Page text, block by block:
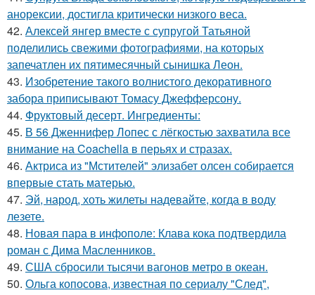
анорексии, достигла критически низкого веса.
42. Алексей янгер вместе с супругой Татьяной
поделились свежими фотографиями, на которых
запечатлен их пятимесячный сынишка Леон.
43. Изобретение такого волнистого декоративного
забора приписывают Томасу Джефферсону.
44. Фруктовый десерт. Ингредиенты:
45. В 56 Дженнифер Лопес с лёгкостью захватила все
внимание на Coachella в перьях и стразах.
46. Актриса из "Мстителей" элизабет олсен собирается
впервые стать матерью.
47. Эй, народ, хоть жилеты надевайте, когда в воду
лезете.
48. Новая пара в инфополе: Клава кока подтвердила
роман с Дима Масленников.
49. США сбросили тысячи вагонов метро в океан.
50. Ольга копосова, известная по сериалу "След",